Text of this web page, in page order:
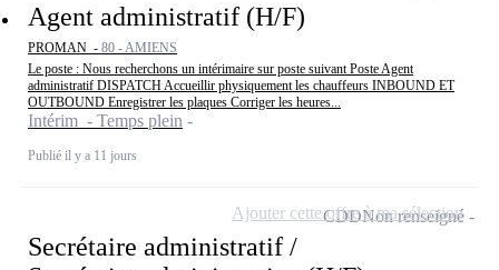
Agent administratif (H/F)
PROMAN - 80 - AMIENS
Le poste : Nous recherchons un intérimaire sur poste suivant Poste Agent
administratif DISPATCH Accueillir physiquement les chauffeurs INBOUND ET
OUTBOUND Enregistrer les plaques Corriger les heures...
Intérim - Temps plein
Publié il y a 11 jours
Secrétaire administratif /
CDDNon renseigné
Ajouter cette offre à ma sélection